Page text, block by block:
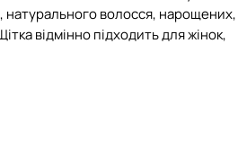
натурального волосся, нарощених,
відмінно підходить для жінок,